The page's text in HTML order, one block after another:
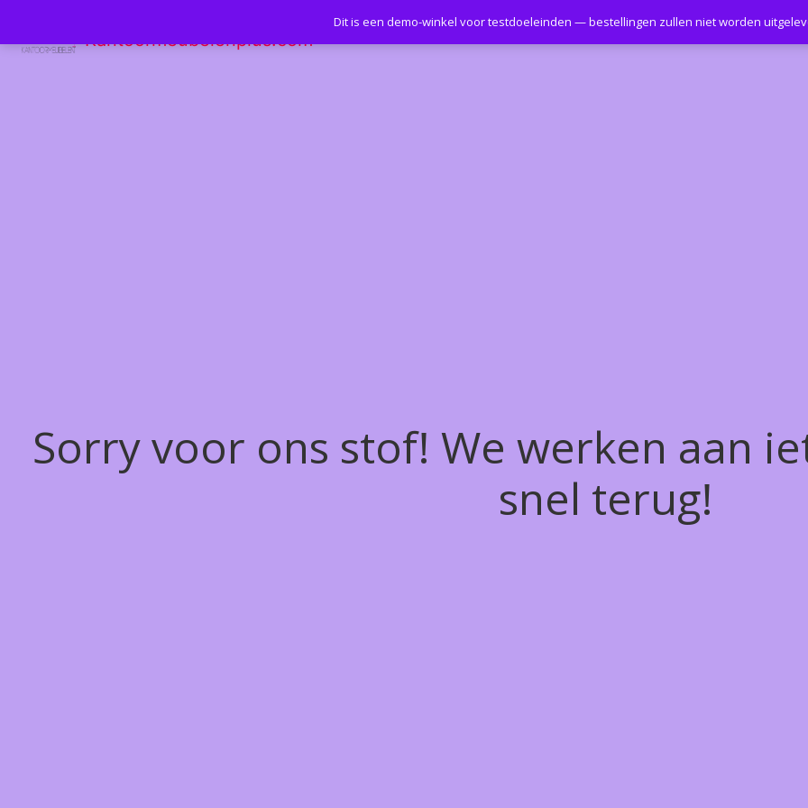
Kantoormeubelenplus.com
Sorry voor ons stof! We werken aan
snel terug!
Dit is een demo-winkel voor testdoeleinden — bestellingen zullen niet worden